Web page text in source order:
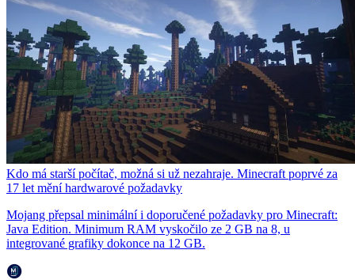
Kdo má starší počítač, možná si už nezahraje. Minecraft poprvé za
17 let mění hardwarové požadavky
Mojang přepsal minimální i doporučené požadavky pro Minecraft:
Java Edition. Minimum RAM vyskočilo ze 2 GB na 8, u
integrované grafiky dokonce na 12 GB.